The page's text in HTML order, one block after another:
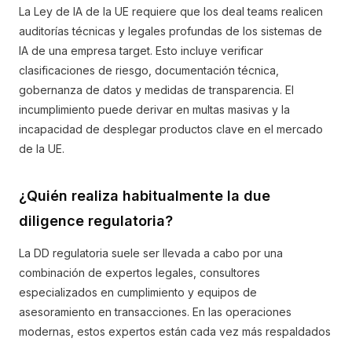
La Ley de IA de la UE requiere que los deal teams realicen
auditorías técnicas y legales profundas de los sistemas de
IA de una empresa target. Esto incluye verificar
clasificaciones de riesgo, documentación técnica,
gobernanza de datos y medidas de transparencia. El
incumplimiento puede derivar en multas masivas y la
incapacidad de desplegar productos clave en el mercado
de la UE.
¿Quién realiza habitualmente la due
diligence regulatoria?
La DD regulatoria suele ser llevada a cabo por una
combinación de expertos legales, consultores
especializados en cumplimiento y equipos de
asesoramiento en transacciones. En las operaciones
modernas, estos expertos están cada vez más respaldados